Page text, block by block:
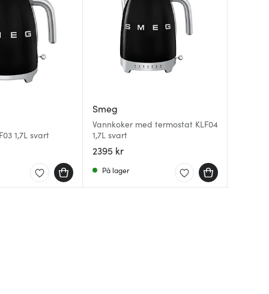
1,7L svart
Smeg
Vannkoker med termostat KLF04
1,7L svart
2395 kr
På lager